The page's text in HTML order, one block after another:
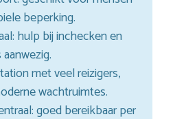
beperking.
hulp bij inchecken en
met veel reizigers,
wachtruimtes.
goed bereikbaar per